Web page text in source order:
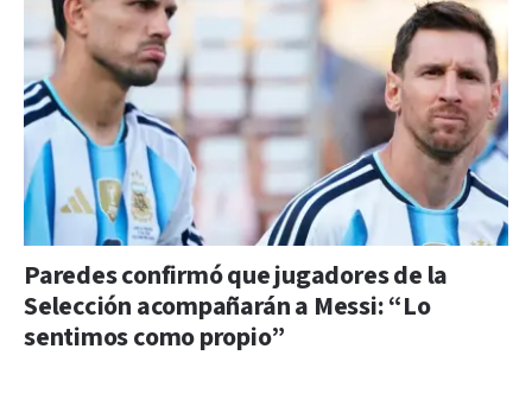
Paredes confirmó que jugadores de la
Selección acompañarán a Messi: “Lo
sentimos como propio”